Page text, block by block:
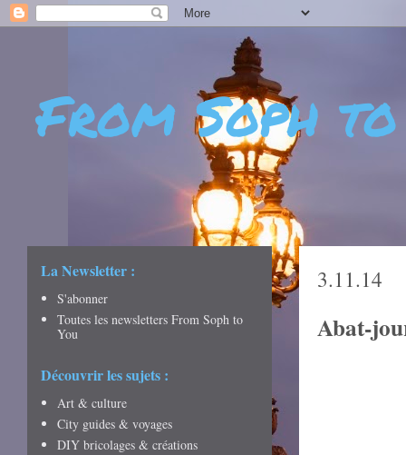
From Soph
- DÉCOUVERTES - CULTURE - CITY GUIDES -
3.11.14
Abat-
La Newsletter :
S'abonner
Toutes les newsletters From Soph to
You
Découvrir les sujets :
Art & culture
City guides & voyages
DIY bricolages & créations